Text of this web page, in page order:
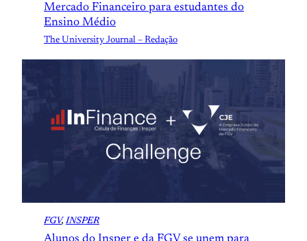
Mercado Financeiro para estudantes do
Ensino Médio
The University Journal – Redação
FGV, INSPER